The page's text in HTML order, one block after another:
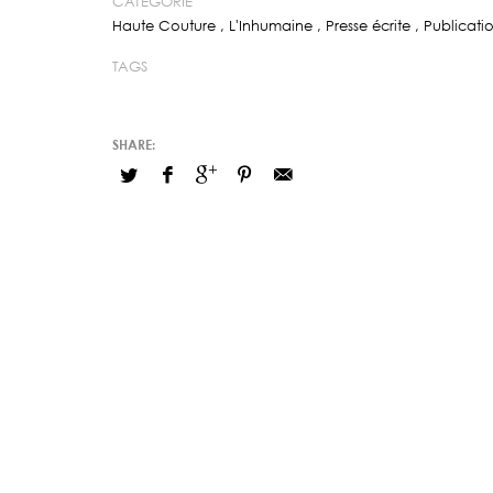
Haute Couture , L'Inhumaine , Presse écrite ,
TAGS